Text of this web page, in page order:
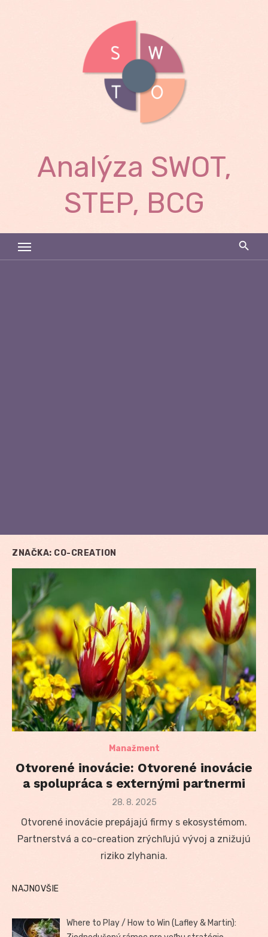
Analýza SWOT,
STEP, BCG
ZNAČKA: CO-CREATION
Manažment
Otvorené inovácie: Otvorené inovácie
a spolupráca s externými partnermi
Posted
28. 8. 2025
Otvorené inovácie prepájajú firmy s ekosystémom.
Partnerstvá a co-creation zrýchľujú vývoj a znižujú
riziko zlyhania.
NAJNOVŠIE
Where to Play / How to Win (Lafley & Martin):